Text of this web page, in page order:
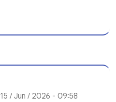
15 / Jun / 2026 - 09:58